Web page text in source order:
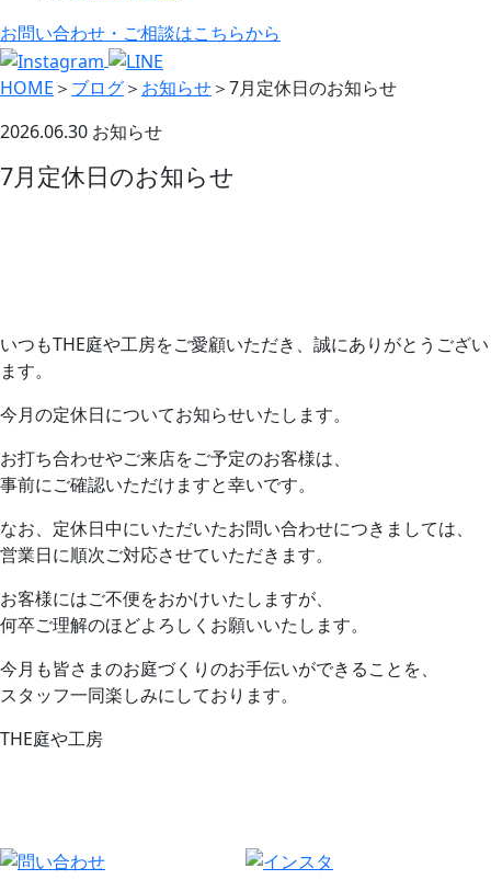
お問い合わせ・ご相談はこちらから
HOME ＞ ブログ＞ お知らせ＞7月定休日のお知らせ
2026.06.30 お知らせ
7月定休日のお知らせ
いつもTHE庭や工房をご愛顧いただき、誠にありがとうござい
ます。
今月の定休日についてお知らせいたします。
お打ち合わせやご来店をご予定のお客様は、
事前にご確認いただけますと幸いです。
なお、定休日中にいただいたお問い合わせにつきましては、
営業日に順次ご対応させていただきます。
お客様にはご不便をおかけいたしますが、
何卒ご理解のほどよろしくお願いいたします。
今月も皆さまのお庭づくりのお手伝いができることを、
スタッフ一同楽しみにしております。
THE庭や工房